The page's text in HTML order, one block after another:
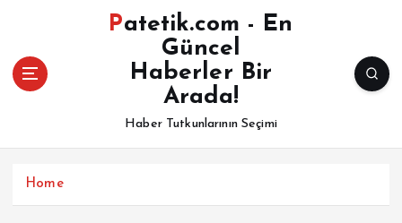
Patetik.com - En
Güncel
Haberler Bir
Arada!
Haber Tutkunlarının Seçimi
Home